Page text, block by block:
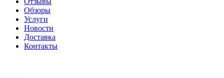
Обзоры
Услуги
Новости
Доставка
Контакты